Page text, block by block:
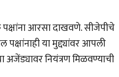
पक्षांना आरसा दाखवणे. सीजेपीचे
या मुद्द्यांवर आपली
अजेंड्यावर नियंत्रण मिळवण्याची